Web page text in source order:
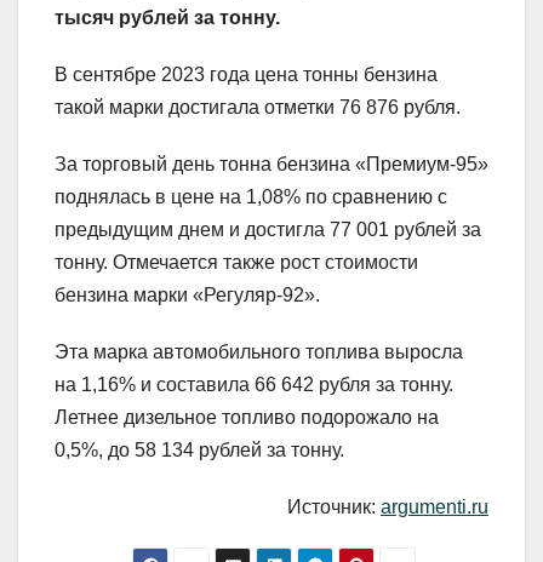
тысяч рублей за тонну.
В сентябре 2023 года цена тонны бензина
такой марки достигала отметки 76 876 рубля.
За торговый день тонна бензина «Премиум-95»
поднялась в цене на 1,08% по сравнению с
предыдущим днем и достигла 77 001 рублей за
тонну. Отмечается также рост стоимости
бензина марки «Регуляр-92».
Эта марка автомобильного топлива выросла
на 1,16% и составила 66 642 рубля за тонну.
Летнее дизельное топливо подорожало на
0,5%, до 58 134 рублей за тонну.
Источник: argumenti.ru